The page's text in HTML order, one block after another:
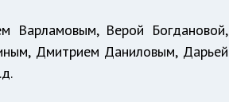
Варламовым, Верой Богдановой,
Дмитрием Даниловым, Дарьей